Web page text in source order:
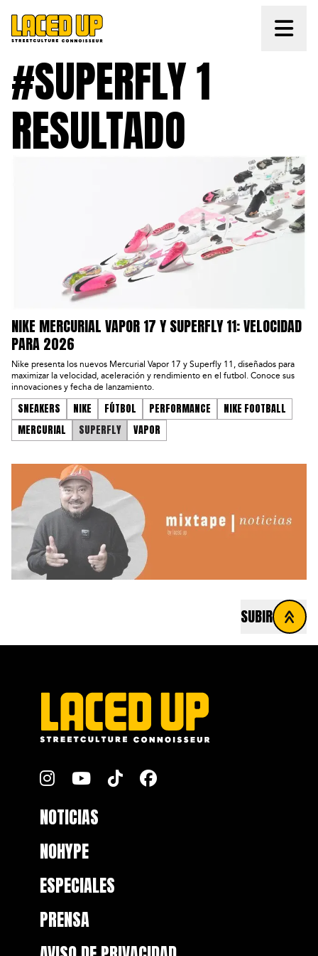
#SUPERFLY 1
RESULTADO
NIKE MERCURIAL VAPOR 17 Y SUPERFLY 11: VELOCIDAD
PARA 2026
Nike presenta los nuevos Mercurial Vapor 17 y Superfly 11, diseñados para
maximizar la velocidad, aceleración y rendimiento en el futbol. Conoce sus
innovaciones y fecha de lanzamiento.
SNEAKERS NIKE FÚTBOL PERFORMANCE
NIKE FOOTBALL
MERCURIAL
SUPERFLY VAPOR
SUBIR
NOTICIAS
NOHYPE
ESPECIALES
PRENSA